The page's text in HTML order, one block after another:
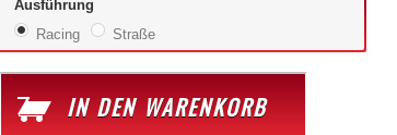
Racing
Straße
IN DEN WARENKORB